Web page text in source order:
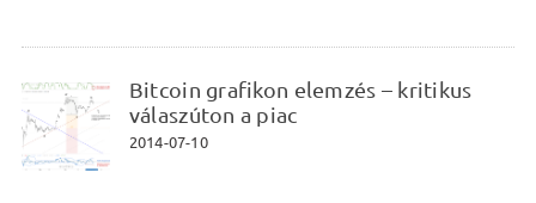
Bitcoin grafikon elemzés – kritikus
válaszúton a piac
2014-07-10